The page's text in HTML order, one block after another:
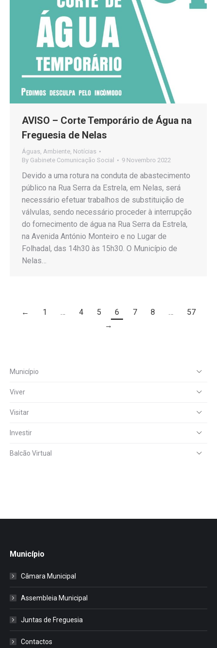
AVISO – Corte Temporário de Água na
Freguesia de Nelas
Águas Ambiente Notícias
By Gabinete Comunicação Social 9 Novembro 2022
Devido a uma rotura na conduta de abastecimento
público na Rua Serra da Estrela, em Nelas, será
necessário efetuar trabalhos de substituição de
válvulas, sendo necessário proceder à interrupção
do fornecimento de água na Rua Serra da Estrela,
na Avenida António Monteiro e no Lugar de
Folhadal, das 14h30 às 15h30. O Município de
Nelas…
← 1 … 4 5 6 7 8 …
57
→
Município
Viver
Visitar
Investir
Balcão Virtual
Município
Câmara Municipal
Assembleia Municipal
Juntas de Freguesia
Contactos